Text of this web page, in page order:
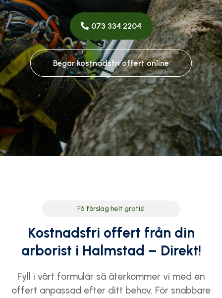
073 334 2204
Begär kostnadsfri offert online
Få förslag helt gratis!
Kostnadsfri offert från din
arborist i Halmstad – Direkt!
Fyll i vårt formulär så återkommer vi med en
offert anpassad efter ditt behov. För snabbare